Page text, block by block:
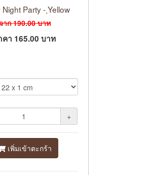
Night Party - ฺYellow
าก190.00บาท
คา 165.00 บาท
+
เพิ่มเข้าตะกร้า